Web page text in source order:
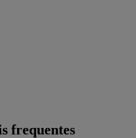
frequentes